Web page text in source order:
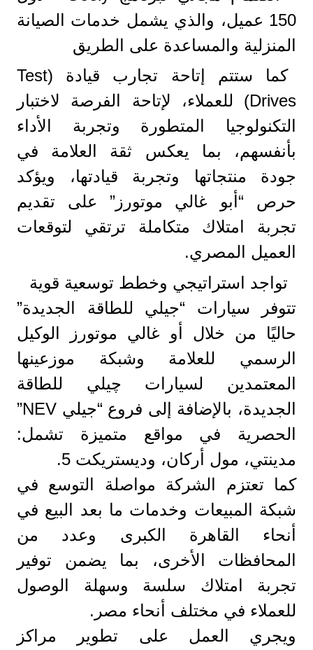
150 عميل، والذي يشمل خدمات الصيانة
المنزلية والمساعدة على الطريق
كما ستتم إتاحة تجارب قيادة (Test
Drives) للعملاء، لإتاحة الفرصة لاختبار
التكنولوجيا المتطورة وتجربة الأداء
بأنفسهم، بما يعكس ثقة العلامة في
جودة منتجاتها وتجربة قيادتها، ويؤكد
حرص “أبو غالي موتورز” على تقديم
تجربة امتلاك متكاملة ترتقي لتوقعات
العميل المصري.
تواجد استراتيجي وخطط توسعية قوية
تتوفر سيارات “جيلي للطاقة الجديدة”
حاليًا من خلال أو غالي موتورز الوكيل
الرسمي للعلامة وشبكة موزعينها
المعتمدين لسيارات چيلي للطاقة
الجديدة، بالإضافة إلى فروع “جيلي NEV”
الحصرية في مواقع متميزة تشمل:
مدينتي، مول أركان، وديستريكت 5.
كما تعتزم الشركة مواصلة التوسع في
شبكة المبيعات وخدمات ما بعد البيع في
أنحاء القاهرة الكبرى وعدد من
المحافظات الأخرى، بما يضمن توفير
تجربة امتلاك سلسة وسهلة الوصول
للعملاء في مختلف أنحاء مصر.
ويجري العمل على تطوير مراكز